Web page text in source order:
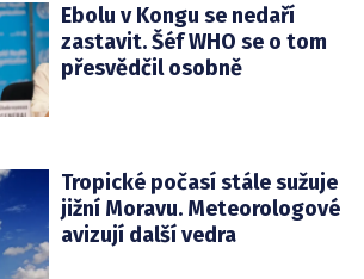
Ebolu v Kongu se nedaří
zastavit. Šéf WHO se o tom
přesvědčil osobně
Tropické počasí stále sužuje
jižní Moravu. Meteorologové
avizují další vedra